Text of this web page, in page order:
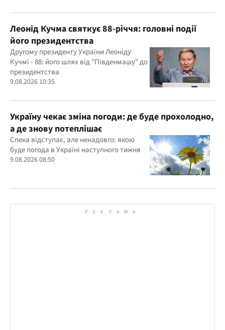
Леонід Кучма святкує 88-річчя: головні події
його президентства
Другому президенту України Леоніду
Кучмі - 88: його шлях від "Південмашу" до
президентства
9.08.2026 10:35
Україну чекає зміна погоди: де буде прохолодно,
а де знову потеплішає
Спека відступає, але ненадовго: якою
буде погода в Україні наступного тижня
9.08.2026 08:50